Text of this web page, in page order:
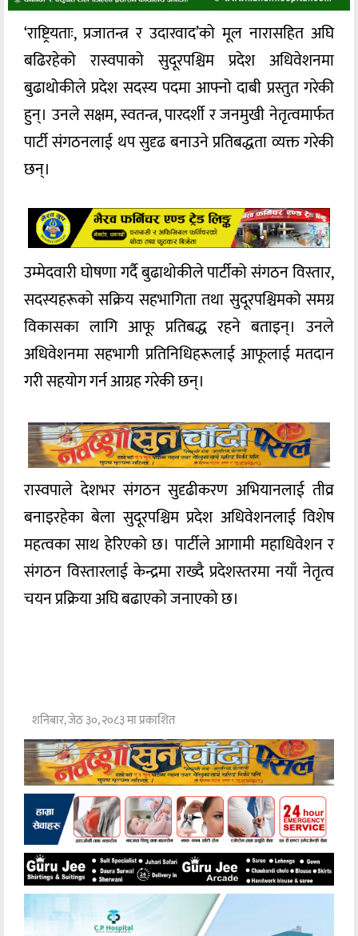
‘राष्ट्रियताः, प्रजातन्त्र र उदारवाद’को मूल नारासहित अघि
बढिरहेको रास्वपाको सुदूरपश्चिम प्रदेश अधिवेशनमा
बुढाथोकीले प्रदेश सदस्य पदमा आफ्नो दाबी प्रस्तुत गरेकी
हुन्। उनले सक्षम, स्वतन्त्र, पारदर्शी र जनमुखी नेतृत्वमार्फत
पार्टी संगठनलाई थप सुदृढ बनाउने प्रतिबद्धता व्यक्त गरेकी
छन्।
उम्मेदवारी घोषणा गर्दै बुढाथोकीले पार्टीको संगठन विस्तार,
सदस्यहरूको सक्रिय सहभागिता तथा सुदूरपश्चिमको समग्र
विकासका लागि आफू प्रतिबद्ध रहने बताइन्। उनले
अधिवेशनमा सहभागी प्रतिनिधिहरूलाई आफूलाई मतदान
गरी सहयोग गर्न आग्रह गरेकी छन्।
रास्वपाले देशभर संगठन सुदृढीकरण अभियानलाई तीव्र
बनाइरहेका बेला सुदूरपश्चिम प्रदेश अधिवेशनलाई विशेष
महत्वका साथ हेरिएको छ। पार्टीले आगामी महाधिवेशन र
संगठन विस्तारलाई केन्द्रमा राख्दै प्रदेशस्तरमा नयाँ नेतृत्व
चयन प्रक्रिया अघि बढाएको जनाएको छ।
शनिबार, जेठ ३०, २०८३ मा प्रकाशित